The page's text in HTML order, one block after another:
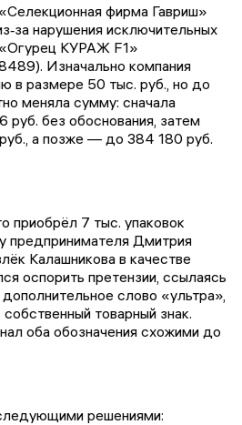
фирма Гавриш»
нарушения исключительных
«Огурец КУРАЖ F1»
Изначально компания
в размере 50 тыс. руб., но до
меняла сумму: сначала
руб. без обоснования, затем
а позже — до 384 180 руб.
приобрёл 7 тыс. упаковок
предпринимателя Дмитрия
Калашникова в качестве
оспорить претензии, ссылаясь
слово «ультра»,
товарный знак.
оба обозначения схожими до
решениями: